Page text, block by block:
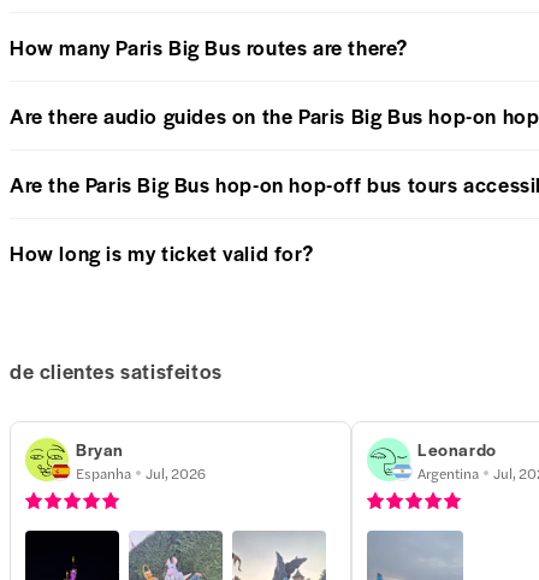
How many Paris Big Bus routes are there?
Are there audio guides on the Paris Big Bus hop-on
Are the Paris Big Bus hop-on hop-off bus tours
How long is my ticket valid for?
de clientes satisfeitos
Bryan
Espanha Jul, 2026
Leonardo
Argentina Jul,